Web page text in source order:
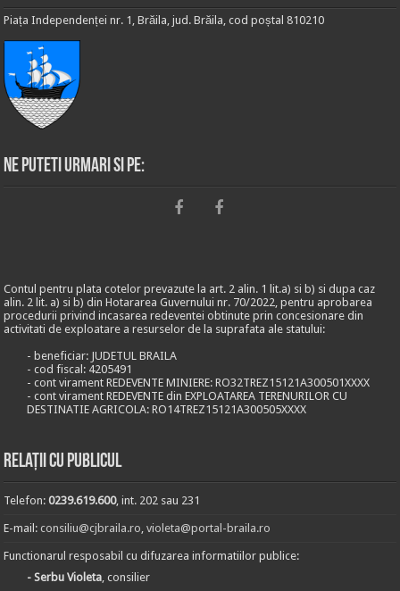
Piața Independenței nr. 1, Brăila, jud. Brăila, cod poștal 810210
Ne puteti urmari si pe:
Contul pentru plata cotelor prevazute la art. 2 alin. 1 lit.a) si b) si dupa caz
alin. 2 lit. a) si b) din Hotararea Guvernului nr. 70/2022, pentru aprobarea
procedurii privind incasarea redeventei obtinute prin concesionare din
activitati de exploatare a resurselor de la suprafata ale statului:
- beneficiar: JUDETUL BRAILA
- cod fiscal: 4205491
- cont virament REDEVENTE MINIERE: RO32TREZ15121A300501XXXX
- cont virament REDEVENTE din EXPLOATAREA TERENURILOR CU
DESTINATIE AGRICOLA: RO14TREZ15121A300505XXXX
Relații cu publicul
Telefon:0239.619.600, int. 202 sau 231
E-mail:consiliu@cjbraila.ro,violeta@portal-braila.ro
Functionarul resposabil cu difuzarea informatiilor publice:
- Serbu Violeta, consilier